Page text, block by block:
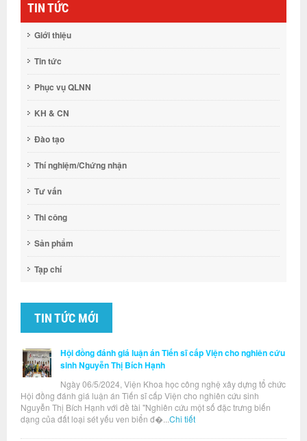
TIN TỨC
Giới thiệu
Tin tức
Phục vụ QLNN
KH & CN
Đào tạo
Thí nghiệm/Chứng nhận
Tư vấn
Thi công
Sản phẩm
Tạp chí
TIN TỨC MỚI
Hội đồng đánh giá luận án Tiến sĩ cấp Viện cho nghiên cứu
sinh Nguyễn Thị Bích Hạnh
Ngày 06/5/2024, Viện Khoa học công nghệ xây dựng tổ chức
Hội đồng đánh giá luận án Tiến sĩ cấp Viện cho nghiên cứu sinh
Nguyễn Thị Bích Hạnh với đề tài "Nghiên cứu một số đặc trưng biến
dạng của đất loại sét yếu ven biển đ�... Chi tiết